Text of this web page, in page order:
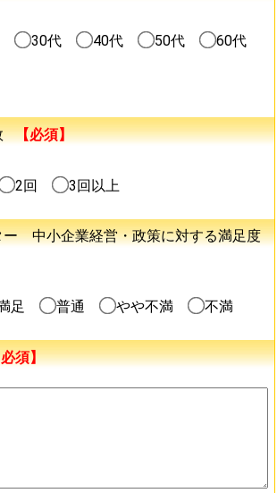
30代 40代 50代 60代
【必須】
2回 3回以上
ー 中小企業経営・政策に対する満足度
足 普通 やや不満 不満
須】